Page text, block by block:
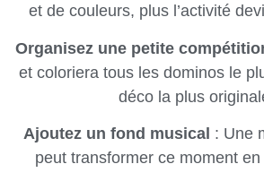
et de couleurs, plus l’activité
Organisez une petite
et coloriera tous les dominos le
déco la plus
Ajoutez un fond musical : Une
peut transformer ce moment